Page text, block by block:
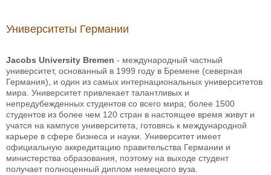
Университеты Германии
Jacobs University Bremen - международный частный
университет, основанный в 1999 году в Бремене (северная
Германия), и один из самых интернациональных университетов
мира. Университет привлекает талантливых и
непредубежденных студентов со всего мира; более 1500
студентов из более чем 120 стран в настоящее время живут и
учатся на кампусе университета, готовясь к международной
карьере в сфере бизнеса и науки. Университет имеет
официальную аккредитацию правительства Германии и
министерства образования, поэтому на выходе студент
получает полноценный диплом немецкого вуза.